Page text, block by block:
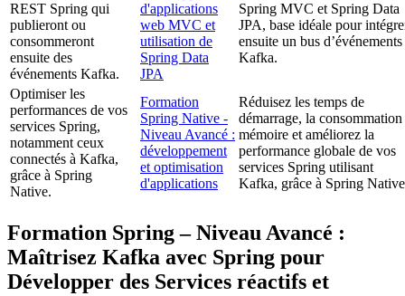
REST Spring qui
publieront ou
consommeront
ensuite des
événements Kafka.
d'applications
web MVC et
utilisation de
Spring Data
JPA
Spring MVC et Spring Data
JPA, base idéale pour
ensuite un bus d’événements
Kafka.
Optimiser les
performances de vos
services Spring,
notamment ceux
connectés à Kafka,
grâce à Spring
Native.
Formation
Spring Native -
Niveau Avancé :
développement
et optimisation
d'applications
Réduisez les temps de
démarrage, la consommation
mémoire et améliorez la
performance globale de vos
services Spring utilisant
Kafka, grâce à Spring
Formation Spring – Niveau Avancé :
Maîtrisez Kafka avec Spring pour
Développer des Services réactifs et